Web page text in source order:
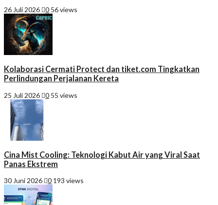
26 Juli 2026 0 56 views
Kolaborasi Cermati Protect dan tiket.com Tingkatkan
Perlindungan Perjalanan Kereta
25 Juli 2026 0 55 views
Cina Mist Cooling: Teknologi Kabut Air yang Viral Saat
Panas Ekstrem
30 Juni 2026 0 193 views